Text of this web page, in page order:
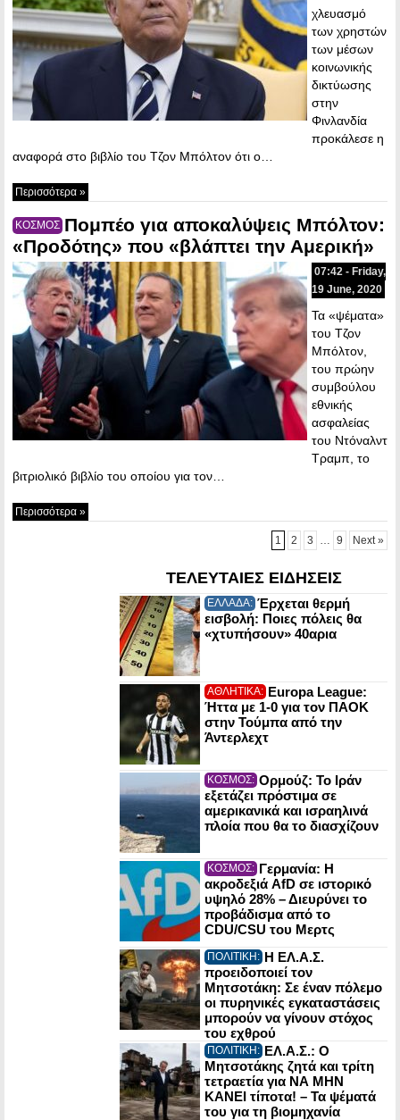
χλευασμό
των χρηστών
των μέσων
κοινωνικής
δικτύωσης
στην
Φινλανδία
προκάλεσε η
αναφορά στο βιβλίο του Τζον Μπόλτον ότι ο…
Περισσότερα »
ΚΟΣΜΟΣ Πομπέο για αποκαλύψεις Μπόλτον:
«Προδότης» που «βλάπτει την Αμερική»
07:42 - Friday,
19 June, 2020
Τα «ψέματα»
του Τζον
Μπόλτον,
του πρώην
συμβούλου
εθνικής
ασφαλείας
του Ντόναλντ
Τραμπ, το
βιτριολικό βιβλίο του οποίου για τον…
Περισσότερα »
1 2 3 9 Next »
ΤΕΛΕΥΤΑΙΕΣ ΕΙΔΗΣΕΙΣ
ΕΛΛΑΔΑ: Έρχεται θερμή
εισβολή: Ποιες πόλεις θα
«χτυπήσουν» 40αρια
ΑΘΛΗΤΙΚΑ: Europa League:
Ήττα με 1-0 για τον ΠΑΟΚ
στην Τούμπα από την
Άντερλεχτ
ΚΟΣΜΟΣ: Ορμούζ: Το Ιράν
εξετάζει πρόστιμα σε
αμερικανικά και ισραηλινά
πλοία που θα το διασχίζουν
ΚΟΣΜΟΣ: Γερμανία: Η
ακροδεξιά AfD σε ιστορικό
υψηλό 28% – Διευρύνει το
προβάδισμα από το
CDU/CSU του Μερτς
ΠΟΛΙΤΙΚΗ: Η ΕΛ.Α.Σ.
προειδοποιεί τον
Μητσοτάκη: Σε έναν πόλεμο
οι πυρηνικές εγκαταστάσεις
μπορούν να γίνουν στόχος
του εχθρού
ΠΟΛΙΤΙΚΗ: ΕΛ.Α.Σ.: Ο
Μητσοτάκης ζητά και τρίτη
τετραετία για ΝΑ ΜΗΝ
ΚΑΝΕΙ τίποτα! – Τα ψέματά
του για τη βιομηχανία